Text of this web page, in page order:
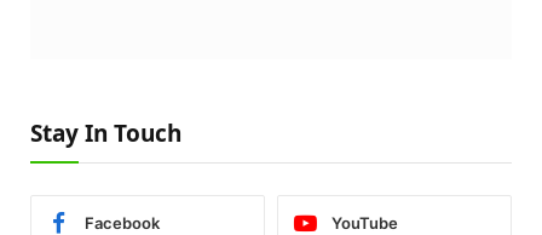
Stay In Touch
Facebook YouTube